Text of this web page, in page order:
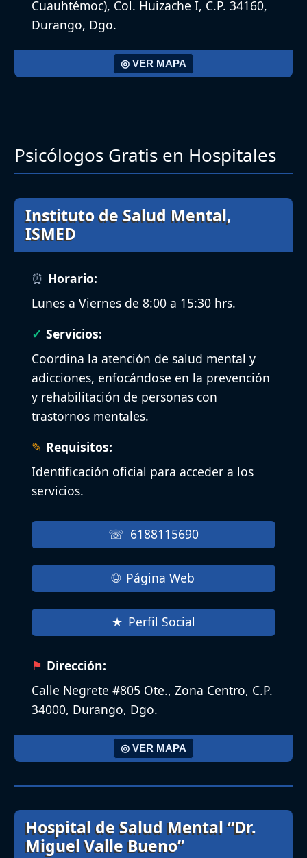
Cuauhtémoc), Col. Huizache I, C.P. 34160,
Durango, Dgo.
◎ VER MAPA
Psicólogos Gratis en Hospitales
Instituto de Salud Mental,
ISMED
Horario:
Lunes a Viernes de 8:00 a 15:30 hrs.
Servicios:
Coordina la atención de salud mental y
adicciones, enfocándose en la prevención
y rehabilitación de personas con
trastornos mentales.
Requisitos:
Identificación oficial para acceder a los
servicios.
6188115690
Página Web
Perfil Social
Dirección:
Calle Negrete #805 Ote., Zona Centro, C.P.
34000, Durango, Dgo.
◎ VER MAPA
Hospital de Salud Mental “Dr.
Miguel Valle Bueno”